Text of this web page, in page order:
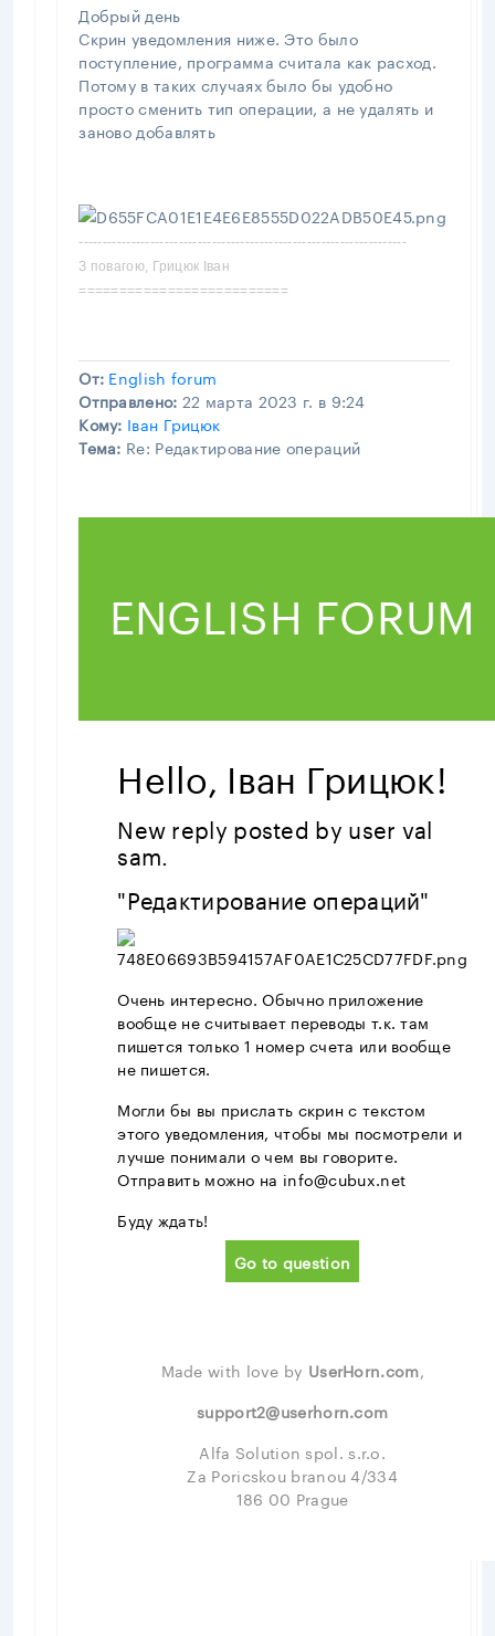
Добрый день
Скрин уведомления ниже. Это было
поступление, программа считала как расход.
Потому в таких случаях было бы удобно
просто сменить тип операции, а не удалять и
заново добавлять
---------------------------------------------------------------------
З повагою, Грицюк Іван
==========================
От: English forum
Отправлено: 22 марта 2023 г. в 9:24
Кому: Іван Грицюк
Тема: Re: Редактирование операций
ENGLISH FORUM
Hello, Іван Грицюк!
New reply posted by user val
sam.
"Редактирование операций"
Очень интересно. Обычно приложение
вообще не считывает переводы т.к. там
пишется только 1 номер счета или вообще
не пишется.
Могли бы вы прислать скрин с текстом
этого уведомления, чтобы мы посмотрели и
лучше понимали о чем вы говорите.
Отправить можно на info@cubux.net
Буду ждать!
Go to question
Made with love by UserHorn.com,
support2@userhorn.com
Alfa Solution spol. s.r.o.
Za Poricskou branou 4/334
186 00 Prague